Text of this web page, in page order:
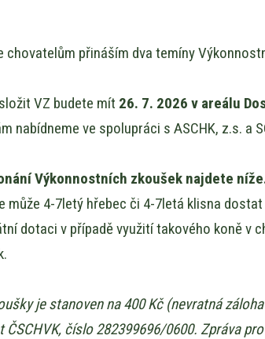
chovatelům přináším dva temíny
VZ budete mít 26. 7. 2026 v areálu
nabídneme ve spolupráci s ASCHK, z.s. a
Výkonnostních zkoušek najdete
může 4-7letý hřebec či 4-7letá klisna
dotaci v případě využití takového koně v
je stanoven na 400 Kč (nevratná
ČSCHVK, číslo 282399696/0600. Zpráva